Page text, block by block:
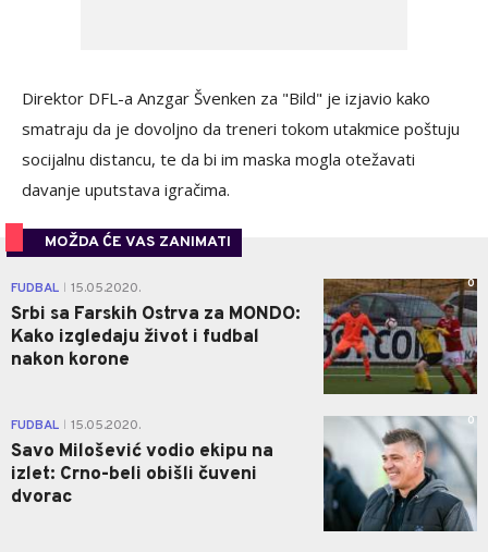
Direktor DFL-a Anzgar Švenken za "Bild" je izjavio kako
smatraju da je dovoljno da treneri tokom utakmice poštuju
socijalnu distancu, te da bi im maska mogla otežavati
davanje uputstava igračima.
MOŽDA ĆE VAS ZANIMATI
FUDBAL 15.05.2020.
Srbi sa Farskih Ostrva za MONDO:
Kako izgledaju život i fudbal
nakon korone
0
FUDBAL 15.05.2020.
Savo Milošević vodio ekipu na
izlet: Crno-beli obišli čuveni
dvorac
0